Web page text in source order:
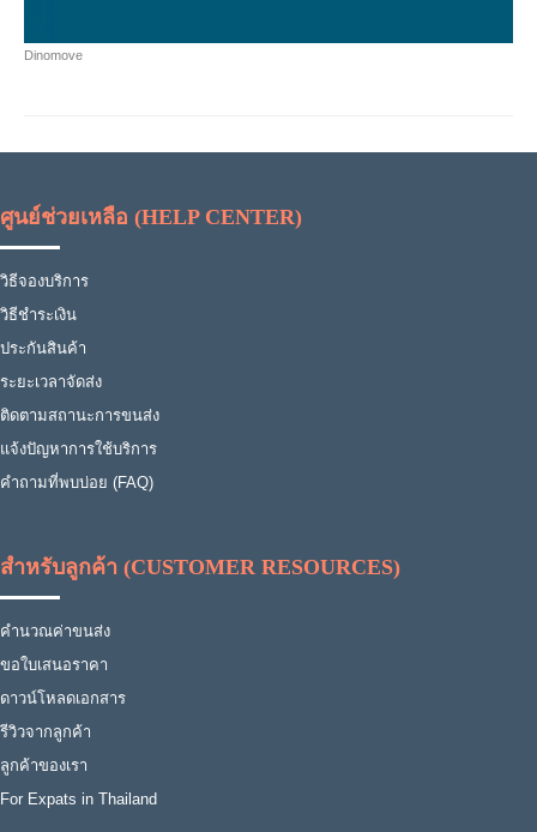
Dinomove
ศูนย์ช่วยเหลือ (HELP CENTER)
วิธีจองบริการ
วิธีชำระเงิน
ประกันสินค้า
ระยะเวลาจัดส่ง
ติดตามสถานะการขนส่ง
แจ้งปัญหาการใช้บริการ
คำถามที่พบบ่อย (FAQ)
สำหรับลูกค้า (CUSTOMER RESOURCES)
คำนวณค่าขนส่ง
ขอใบเสนอราคา
ดาวน์โหลดเอกสาร
รีวิวจากลูกค้า
ลูกค้าของเรา
For Expats in Thailand